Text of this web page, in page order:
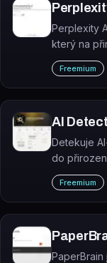
Perplexity
který na
webových
Freemium
AI
Detekuje
do
aplikace
Freemium
PaperBrain